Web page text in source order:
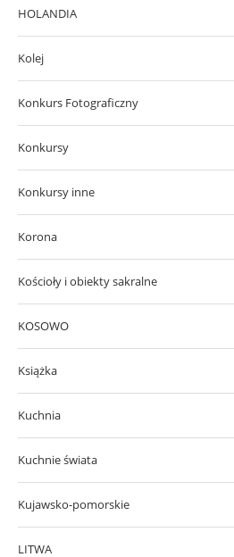
HOLANDIA
Kolej
Konkurs Fotograficzny
Konkursy
Konkursy inne
Korona
Kościoły i obiekty sakralne
KOSOWO
Książka
Kuchnia
Kuchnie świata
Kujawsko-pomorskie
LITWA